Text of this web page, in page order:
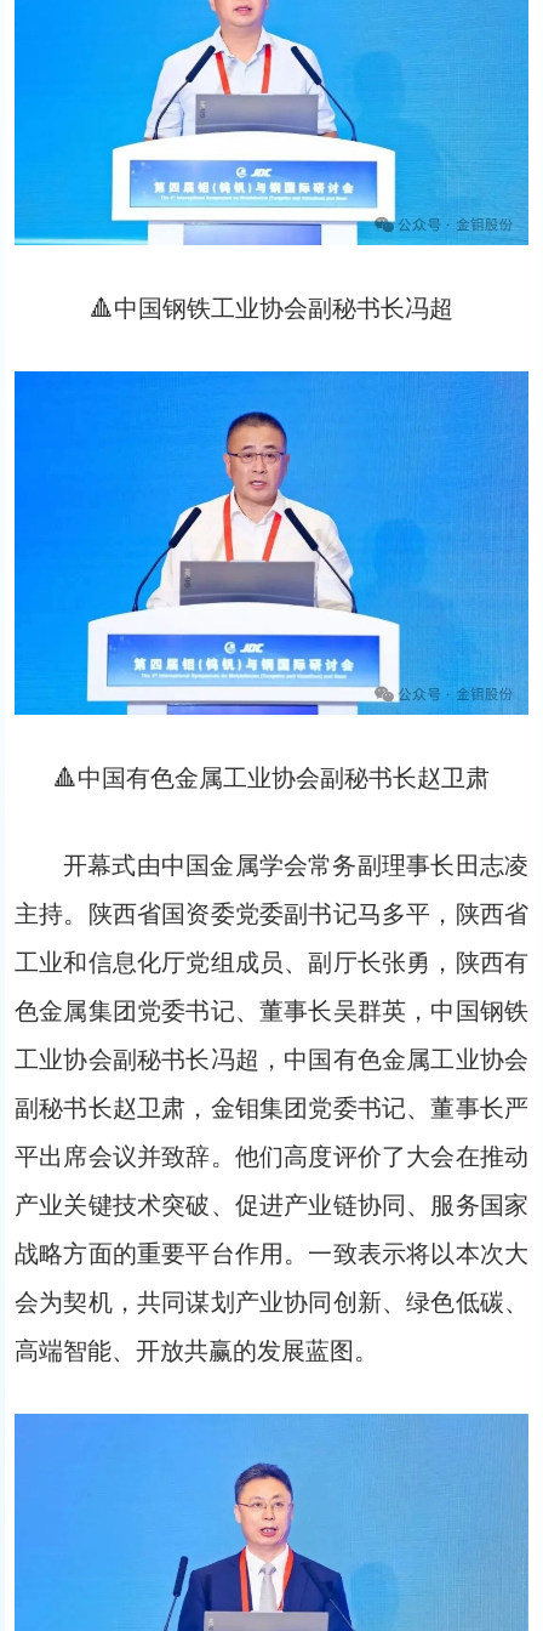
🔺中国钢铁工业协会副秘书长冯超
🔺中国有色金属工业协会副秘书长赵卫肃
开幕式由中国金属学会常务副理事长田志凌
主持。陕西省国资委党委副书记马多平，陕西省
工业和信息化厅党组成员、副厅长张勇，陕西有
色金属集团党委书记、董事长吴群英，中国钢铁
工业协会副秘书长冯超，中国有色金属工业协会
副秘书长赵卫肃，金钼集团党委书记、董事长严
平出席会议并致辞。他们高度评价了大会在推动
产业关键技术突破、促进产业链协同、服务国家
战略方面的重要平台作用。一致表示将以本次大
会为契机，共同谋划产业协同创新、绿色低碳、
高端智能、开放共赢的发展蓝图。